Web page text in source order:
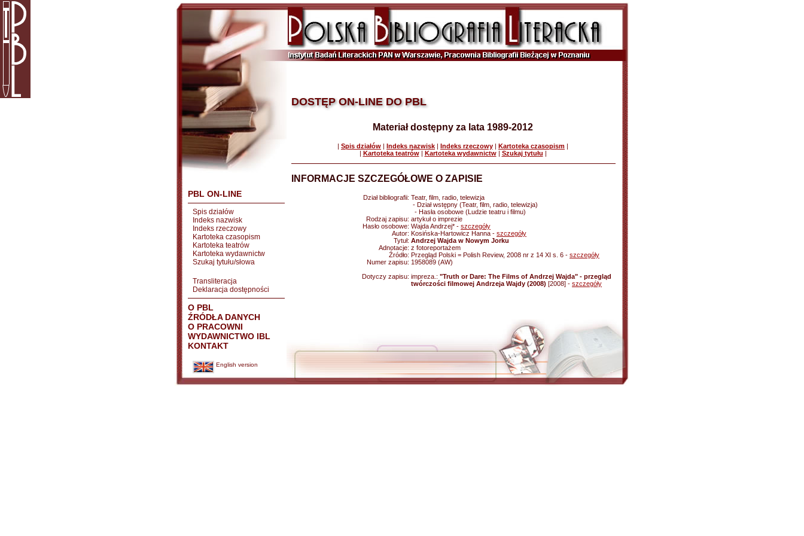
PBL ON-LINE
Spis działów
Indeks nazwisk
Indeks rzeczowy
Kartoteka czasopism
Kartoteka teatrów
Kartoteka wydawnictw
Szukaj tytułu/słowa
Transliteracja
Deklaracja dostępności
O PBL
ŹRÓDŁA DANYCH
O PRACOWNI
WYDAWNICTWO IBL
KONTAKT
English version
DOSTĘP ON-LINE DO PBL
Materiał dostępny za lata 1989-2012
| Spis działów | Indeks nazwisk | Indeks rzeczowy | Kartoteka czasopism |
| Kartoteka teatrów| Kartoteka wydawnictw| Szukaj tytułu |
INFORMACJE SZCZEGÓŁOWE O ZAPISIE
Dział bibliografii: Teatr, film, radio, telewizja
- Dział wstępny (Teatr, film, radio, telewizja)
- Hasła osobowe (Ludzie teatru i filmu)
Rodzaj zapisu: artykuł o imprezie
Hasło osobowe: Wajda Andrzej* - szczegóły
Autor: Kosińska-Hartowicz Hanna - szczegóły
Tytuł: Andrzej Wajda w Nowym Jorku
Adnotacje: z fotoreportażem
Źródło: Przegląd Polski = Polish Review, 2008 nr z 14 XI s. 6 - szczegóły
Numer zapisu: 1958089 (AW)
Dotyczy zapisu: impreza.: "Truth or Dare: The Films of Andrzej Wajda" - przegląd
twórczości filmowej Andrzeja Wajdy (2008) [2008] - szczegóły